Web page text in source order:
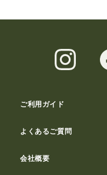
ご利用ガイド
よくあるご質問
会社概要